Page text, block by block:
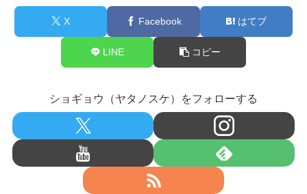
X Facebook はてブ
LINE コピー
ショギョウ（ヤタノスケ）をフォローする